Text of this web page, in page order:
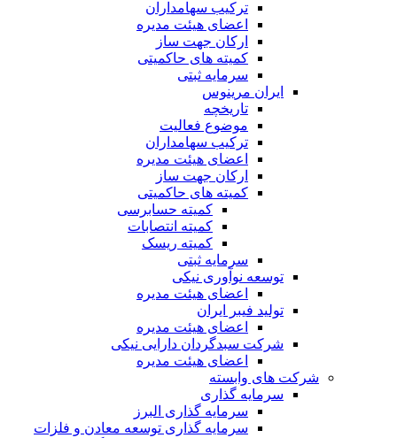
ترکیب سهامداران
اعضای هیئت مدیره
ارکان جهت ساز
کمیته های حاکمیتی
سرمایه ثبتی
ایران مرینوس
تاریخچه
موضوع فعالیت
ترکیب سهامداران
اعضای هیئت مدیره
ارکان جهت ساز
کمیته های حاکمیتی
کمیته حسابرسی
کمیته انتصابات
کمیته ریسک
سرمایه ثبتی
توسعه نوآوری نیکی
اعضای هیئت مدیره
تولید فیبر ایران
اعضای هیئت مدیره
شرکت سبدگردان دارایی نیکی
اعضای هیئت مدیره
شرکت های وابسته
سرمایه گذاری
سرمایه گذاری البرز
سرمایه گذاری توسعه معادن و فلزات